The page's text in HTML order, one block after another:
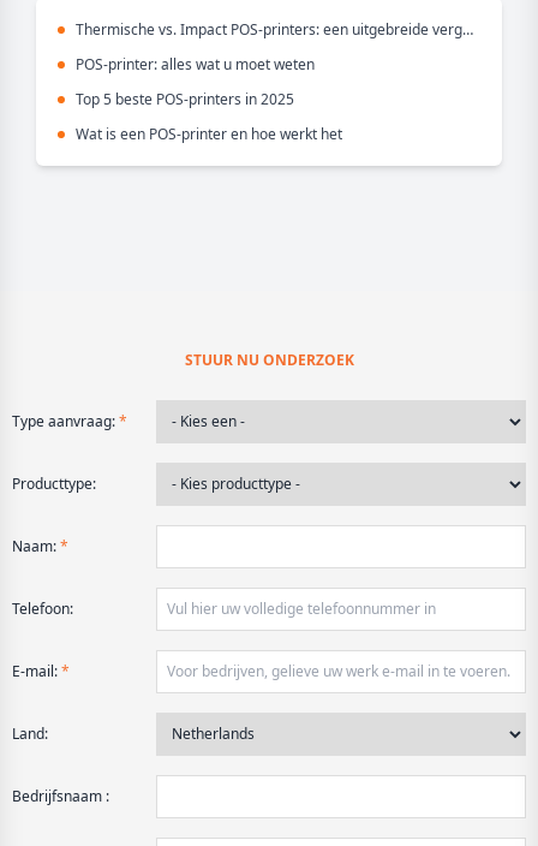
Thermische vs. Impact POS-printers: een uitgebreide vergelijking
POS-printer: alles wat u moet weten
Top 5 beste POS-printers in 2025
Wat is een POS-printer en hoe werkt het
STUUR NU ONDERZOEK
Type aanvraag:*
Producttype:
Naam:*
Telefoon:
E-mail:*
Land:
Bedrijfsnaam :